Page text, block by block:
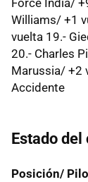
Force India/
Williams/ +1
vuelta 19.-
20.- Charles
Marussia/ +2
Accidente
Estado
Posición/